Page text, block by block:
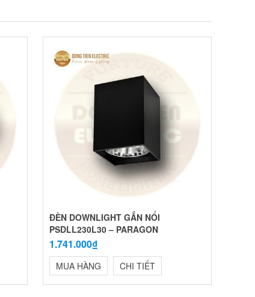
ĐÈN DOWNLIGHT GẮN NỔI
PSDLL230L30 – PARAGON
1.741.000₫
MUA HÀNG CHI TIẾT